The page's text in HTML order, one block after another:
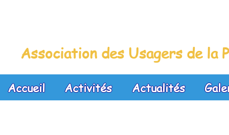
Association des Usagers de la
Accueil Activités Actualités